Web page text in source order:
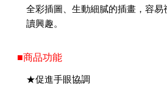
全彩插圖、生動細膩的插畫，容易
讀興趣。
■商品功能
★促進手眼協調